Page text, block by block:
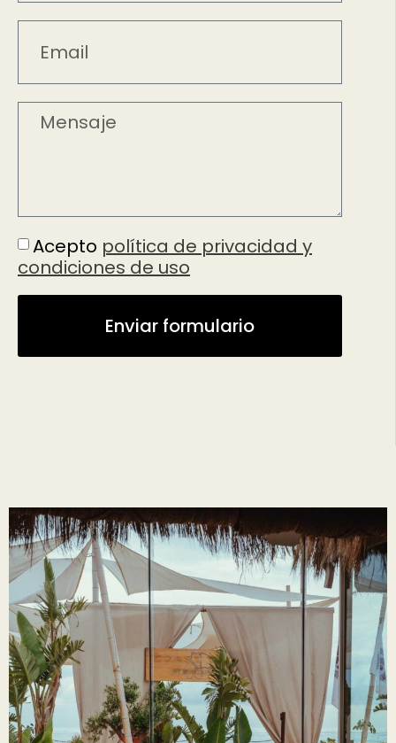
Acepto política de privacidad y
condiciones de uso
Enviar formulario